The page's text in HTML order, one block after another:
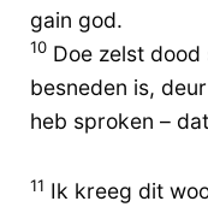
gain god.
10 Doe zelst
besneden is,
heb sproken –
11 Ik kreeg dit